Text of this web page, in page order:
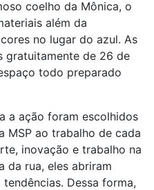
coelho da Mônica, o
além da
no lugar do azul. As
gratuitamente de 26 de
todo preparado
a ação foram escolhidos
MSP ao trabalho de cada
inovação e trabalho na
da rua, eles abriram
Dessa forma,